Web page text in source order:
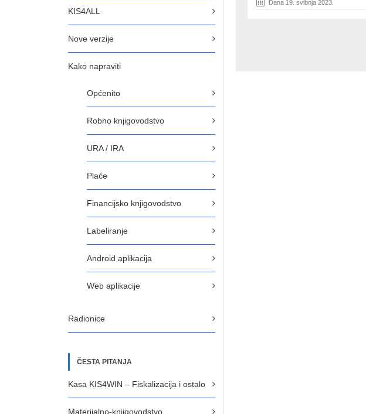
KIS4ALL
Nove verzije
Kako napraviti
Općenito
Robno knjigovodstvo
URA / IRA
Plaće
Financijsko knjigovodstvo
Labeliranje
Android aplikacija
Web aplikacije
Radionice
ČESTA PITANJA
Kasa KIS4WIN – Fiskalizacija i ostalo
Materijalno-knjigovodstvo
Dana 19. svibnja 2023.